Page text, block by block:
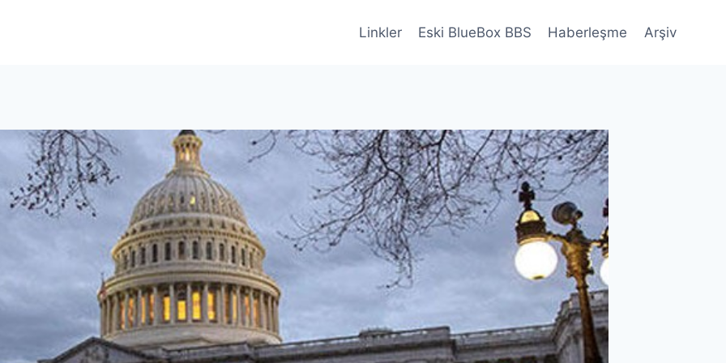
Linkler Eski BlueBox BBS Haberleşme Arşiv